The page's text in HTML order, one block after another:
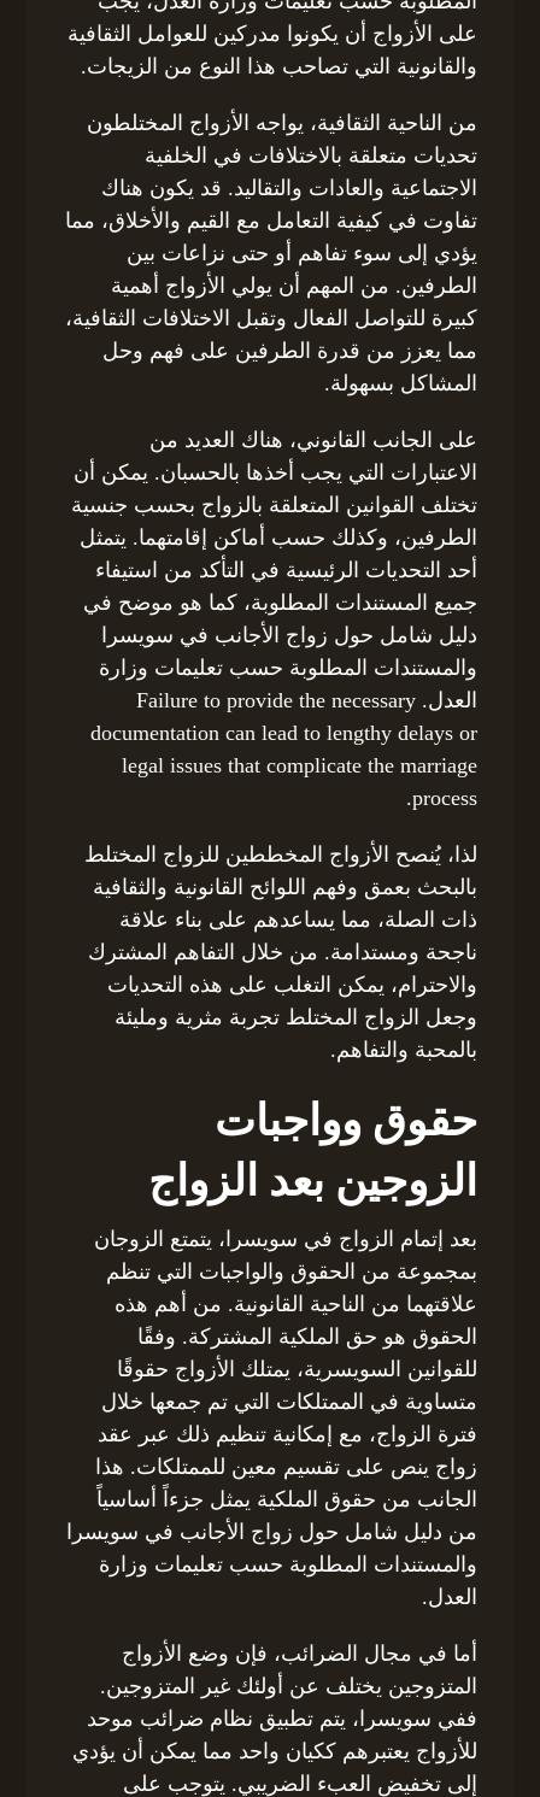
على الأزواج أن يكونوا مدركين للعوامل الثقافية
والقانونية التي تصاحب هذا النوع من الزيجات.
من الناحية الثقافية، يواجه الأزواج المختلطون
تحديات متعلقة بالاختلافات في الخلفية
الاجتماعية والعادات والتقاليد. قد يكون هناك
تفاوت في كيفية التعامل مع القيم والأخلاق، مما
يؤدي إلى سوء تفاهم أو حتى نزاعات بين
الطرفين. من المهم أن يولي الأزواج أهمية
كبيرة للتواصل الفعال وتقبل الاختلافات الثقافية،
مما يعزز من قدرة الطرفين على فهم وحل
المشاكل بسهولة.
على الجانب القانوني، هناك العديد من
الاعتبارات التي يجب أخذها بالحسبان. يمكن أن
تختلف القوانين المتعلقة بالزواج بحسب جنسية
الطرفين، وكذلك حسب أماكن إقامتهما. يتمثل
أحد التحديات الرئيسية في التأكد من استيفاء
جميع المستندات المطلوبة، كما هو موضح في
دليل شامل حول زواج الأجانب في سويسرا
والمستندات المطلوبة حسب تعليمات وزارة
العدل. Failure to provide the necessary
documentation can lead to lengthy delays or
legal issues that complicate the marriage
process.
لذا، يُنصح الأزواج المخططين للزواج المختلط
بالبحث بعمق وفهم اللوائح القانونية والثقافية
ذات الصلة، مما يساعدهم على بناء علاقة
ناجحة ومستدامة. من خلال التفاهم المشترك
والاحترام، يمكن التغلب على هذه التحديات
وجعل الزواج المختلط تجربة مثرية ومليئة
بالمحبة والتفاهم.
حقوق وواجبات
الزوجين بعد الزواج
بعد إتمام الزواج في سويسرا، يتمتع الزوجان
بمجموعة من الحقوق والواجبات التي تنظم
علاقتهما من الناحية القانونية. من أهم هذه
الحقوق هو حق الملكية المشتركة. وفقًا
للقوانين السويسرية، يمتلك الأزواج حقوقًا
متساوية في الممتلكات التي تم جمعها خلال
فترة الزواج، مع إمكانية تنظيم ذلك عبر عقد
زواج ينص على تقسيم معين للممتلكات. هذا
الجانب من حقوق الملكية يمثل جزءاً أساسياً
من دليل شامل حول زواج الأجانب في سويسرا
والمستندات المطلوبة حسب تعليمات وزارة
العدل.
أما في مجال الضرائب، فإن وضع الأزواج
المتزوجين يختلف عن أولئك غير المتزوجين.
ففي سويسرا، يتم تطبيق نظام ضرائب موحد
للأزواج يعتبرهم ككيان واحد مما يمكن أن يؤدي
إلى تخفيض العبء الضريبي. يتوجب على